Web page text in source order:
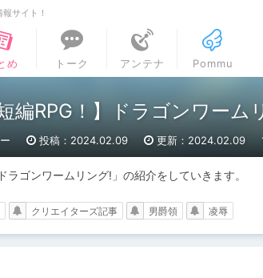
サイト！
ル
め
トーク アンテナ Pommu
編RPG！】ドラゴンワーム
投稿：2024.02.09 更新：2024.02.09
ラゴンワームリング!」の紹介をしていきます。
クリエイターズ記事 男爵領 凌辱